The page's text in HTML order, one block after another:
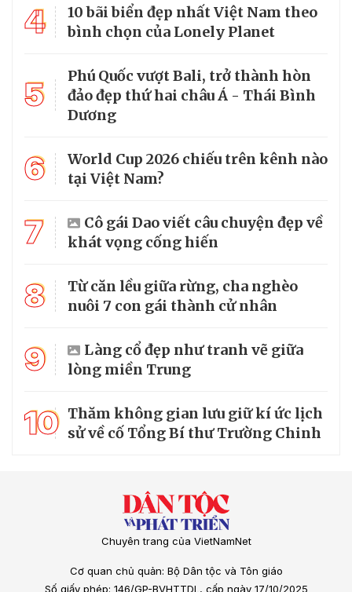
4
10 bãi biển đẹp nhất Việt Nam theo
bình chọn của Lonely Planet
5
Phú Quốc vượt Bali, trở thành hòn
đảo đẹp thứ hai châu Á - Thái Bình
Dương
6
World Cup 2026 chiếu trên kênh nào
tại Việt Nam?
7
Cô gái Dao viết câu chuyện đẹp về
khát vọng cống hiến
8
Từ căn lều giữa rừng, cha nghèo
nuôi 7 con gái thành cử nhân
9
Làng cổ đẹp như tranh vẽ giữa
lòng miền Trung
10 Thăm không gian lưu giữ kí ức lịch
sử về cố Tổng Bí thư Trường Chinh
Chuyên trang của VietNamNet
Cơ quan chủ quản: Bộ Dân tộc và Tôn giáo
Số giấy phép: 146/GP-BVHTTDL, cấp ngày 17/10/2025